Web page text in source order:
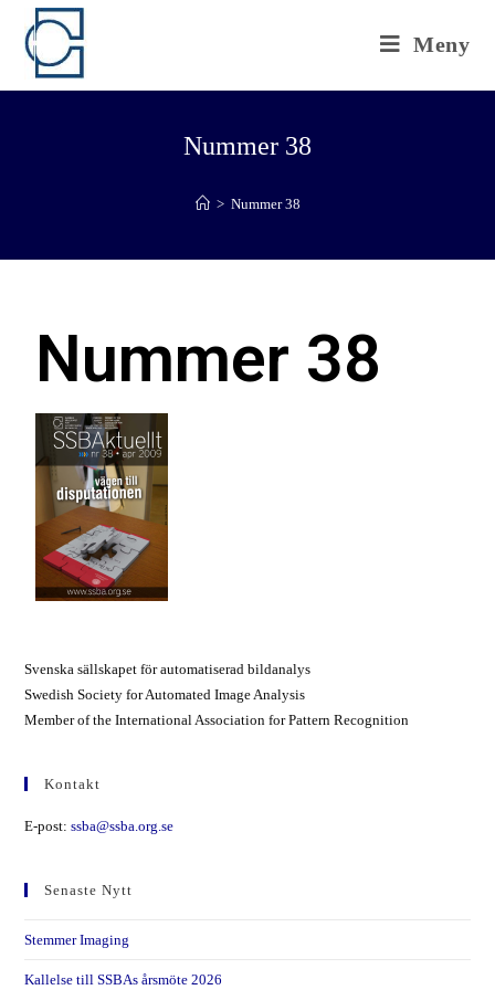
Meny
Nummer 38
> Nummer 38
Nummer 38
Svenska sällskapet för automatiserad bildanalys
Swedish Society for Automated Image Analysis
Member of the International Association for Pattern Recognition
Kontakt
E-post:ssba@ssba.org.se
Senaste Nytt
Stemmer Imaging
Kallelse till SSBAs årsmöte 2026